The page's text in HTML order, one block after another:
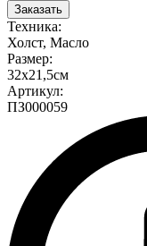
Заказать
Техника:
Холст, Масло
Размер:
32х21,5см
Артикул:
ПЗ000059